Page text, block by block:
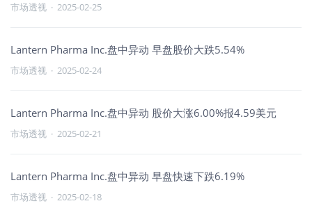
市场透视 · 2025-02-25
Lantern Pharma Inc.盘中异动 早盘股价大跌5.54%
市场透视 · 2025-02-24
Lantern Pharma Inc.盘中异动 股价大涨6.00%报4.59美元
市场透视 · 2025-02-21
Lantern Pharma Inc.盘中异动 早盘快速下跌6.19%
市场透视 · 2025-02-18